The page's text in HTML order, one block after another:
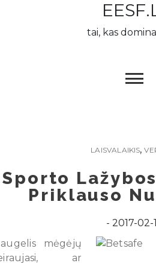
tai, kas
LAISVALAIKIS,
Sporto
Priklauso
2017-02-
mėgėjų
ar